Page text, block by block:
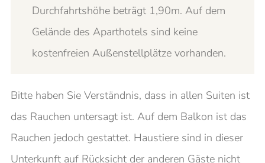
Durchfahrtshöhe beträgt 1,90m. Auf dem
Gelände des Aparthotels sind keine
kostenfreien Außenstellplätze vorhanden.
Bitte haben Sie Verständnis, dass in allen Suiten ist
das Rauchen untersagt ist. Auf dem Balkon ist das
Rauchen jedoch gestattet. Haustiere sind in dieser
Unterkunft auf Rücksicht der anderen Gäste nicht